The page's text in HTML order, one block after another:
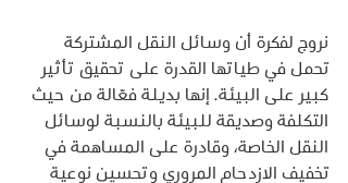
نروج لفكرة أن وسائل النقل المشتركة
تحمل في طياتها القدرة على تحقيق تأثير
كبير على البيئة. إنها بديلة فعّالة من حيث
التكلفة وصديقة للبيئة بالنسبة لوسائل
النقل الخاصة، وقادرة على المساهمة في
تخفيف الازدحام المروري وتحسين نوعية